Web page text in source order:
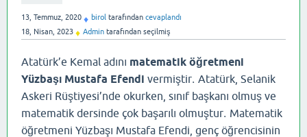
13, Temmuz, 2020 ♦ birol tarafından cevaplandı
18, Nisan, 2023 ♦ Admin tarafından seçilmiş
Atatürk’e Kemal adını matematik öğretmeni
Yüzbaşı Mustafa Efendi vermiştir. Atatürk, Selanik
Askeri Rüştiyesi’nde okurken, sınıf başkanı olmuş ve
matematik dersinde çok başarılı olmuştur. Matematik
öğretmeni Yüzbaşı Mustafa Efendi, genç öğrencisinin